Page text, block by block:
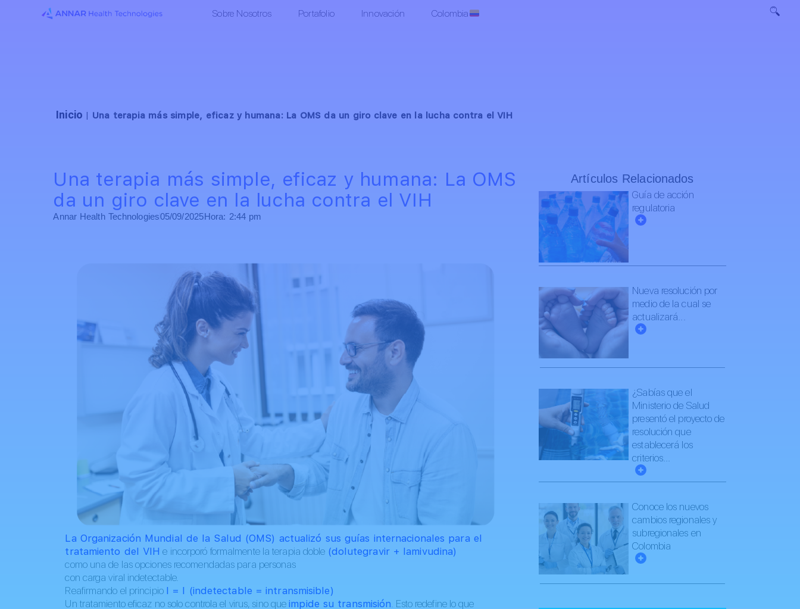
Sobre Nosotros Portafolio Innovación Colombia
Inicio | Una terapia más simple, eficaz y humana: La OMS da un giro clave en la lucha contra el VIH
Una terapia más simple, eficaz y humana: La OMS
da un giro clave en la lucha contra el VIH
Annar Health Technologies05/09/2025Hora: 2:44 pm
La Organización Mundial de la Salud (OMS) actualizó sus guías internacionales para el
tratamiento del VIH e incorporó formalmente la terapia doble (dolutegravir + lamivudina)
como una de las opciones recomendadas para personas
con carga viral indetectable.
Reafirmando el principio I = I (indetectable = intransmisible)
Un tratamiento eficaz no solo controla el virus, sino queimpide su transmisión. Esto redefine lo que
Artículos Relacionados
Guía de acción
regulatoria
Nueva resolución por
medio de la cual se
actualizará...
¿Sabías que el
Ministerio de Salud
presentó el proyecto de
resolución que
establecerá los
criterios...
Conoce los nuevos
cambios regionales y
subregionales en
Colombia